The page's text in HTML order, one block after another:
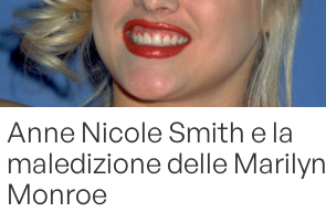
Anne Nicole Smith e la
maledizione delle Marilyn
Monroe